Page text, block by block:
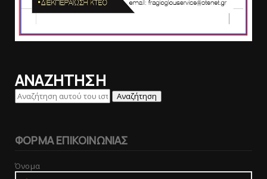
ΑΝΑΖΗΤΗΣΗ
ΦΟΡΜΑ ΕΠΙΚΟΙΝΩΝΙΑΣ
Όνομα